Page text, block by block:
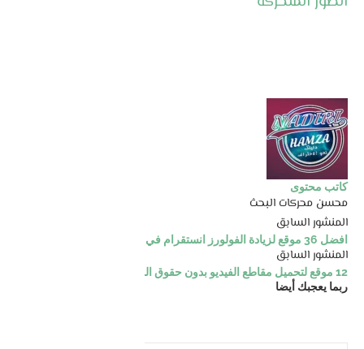
كاتب محتوى
محسن محركات البحث
المنشور السابق
افضل 36 موقع لزيادة الفولورز انستقرام في 2026
المنشور السابق
12 موقع لتحميل مقاطع الفيديو بدون حقوق الملكية مجانا و بجودة عالية
ربما يعجبك أيضا